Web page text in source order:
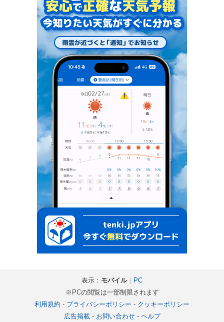
表示： モバイル｜ PC
※PCの閲覧は一部制限されます
利用規約 - プライバシーポリシー - クッキーポリシー
広告掲載- お問い合わせ- ヘルプ